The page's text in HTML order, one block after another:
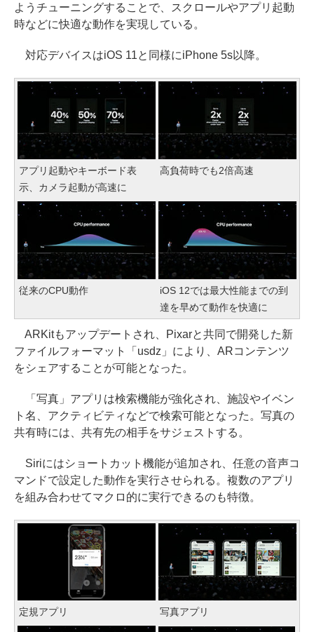
ようチューニングすることで、スクロールやアプリ起動
時などに快適な動作を実現している。
対応デバイスはiOS 11と同様にiPhone 5s以降。
アプリ起動やキーボード表
示、カメラ起動が高速に
高負荷時でも2倍高速
従来のCPU動作
iOS 12では最大性能までの到
達を早めて動作を快適に
ARKitもアップデートされ、Pixarと共同で開発した新
ファイルフォーマット「usdz」により、ARコンテンツ
をシェアすることが可能となった。
「写真」アプリは検索機能が強化され、施設やイベン
ト名、アクティビティなどで検索可能となった。写真の
共有時には、共有先の相手をサジェストする。
Siriにはショートカット機能が追加され、任意の音声コ
マンドで設定した動作を実行させられる。複数のアプリ
を組み合わせてマクロ的に実行できるのも特徴。
定規アプリ 写真アプリ